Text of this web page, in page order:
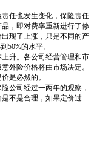
任也发生变化，保险责任
，即对费率重新进行了修
现了上涨，只是不同的产
50%的水平。
升。各公司经营管理和市
外险价格将由市场决定。
是必然的。
公司经过一两年的观察，
不是合理，如果定价过